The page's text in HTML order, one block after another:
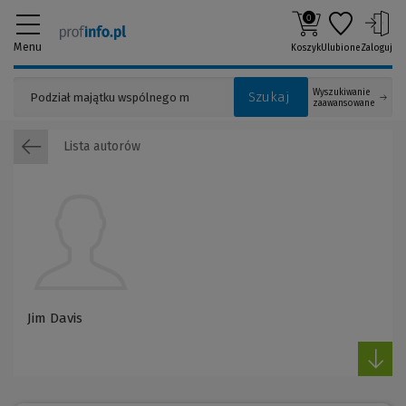
Menu
Szukaj
Wyszukiwanie
zaawansowane
0
KoszykUlubioneZaloguj
Jim Davis
Lista autorów